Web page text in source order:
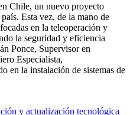
Chile, un nuevo proyecto
Esta vez, de la mano de
en la teleoperación y
la seguridad y eficiencia
Ponce, Supervisor en
Especialista,
en la instalación de sistemas de